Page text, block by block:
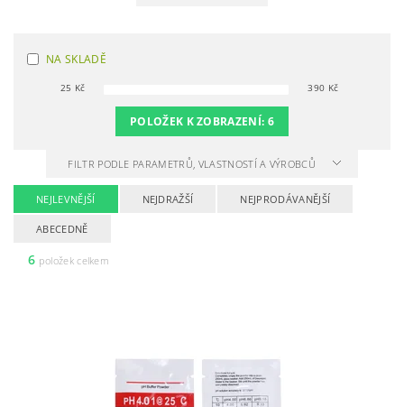
NA SKLADĚ
25 Kč 390 Kč
POLOŽEK K ZOBRAZENÍ: 6
FILTR PODLE PARAMETRŮ, VLASTNOSTÍ A VÝROBCŮ
NEJLEVNĚJŠÍ NEJDRAŽŠÍ NEJPRODÁVANĚJŠÍ
ABECEDNĚ
6 položek celkem